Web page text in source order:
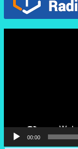
00:00